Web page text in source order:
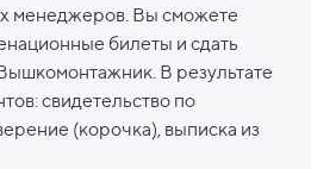
менеджеров. Вы сможете
билеты и сдать
В результате
свидетельство по
(корочка), выписка из